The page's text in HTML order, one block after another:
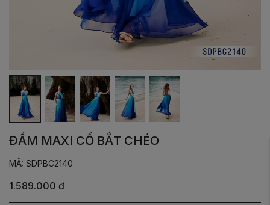
ĐẦM MAXI CỔ BẮT CHÉO
MÃ: SDPBC2140
1.589.000 đ